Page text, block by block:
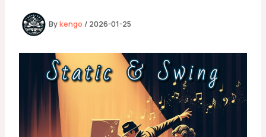
Bykengo / 2026-01-25